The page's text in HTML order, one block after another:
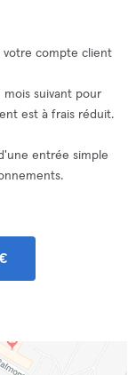
votre compte client
suivant pour
est à frais réduit.
entrée simple